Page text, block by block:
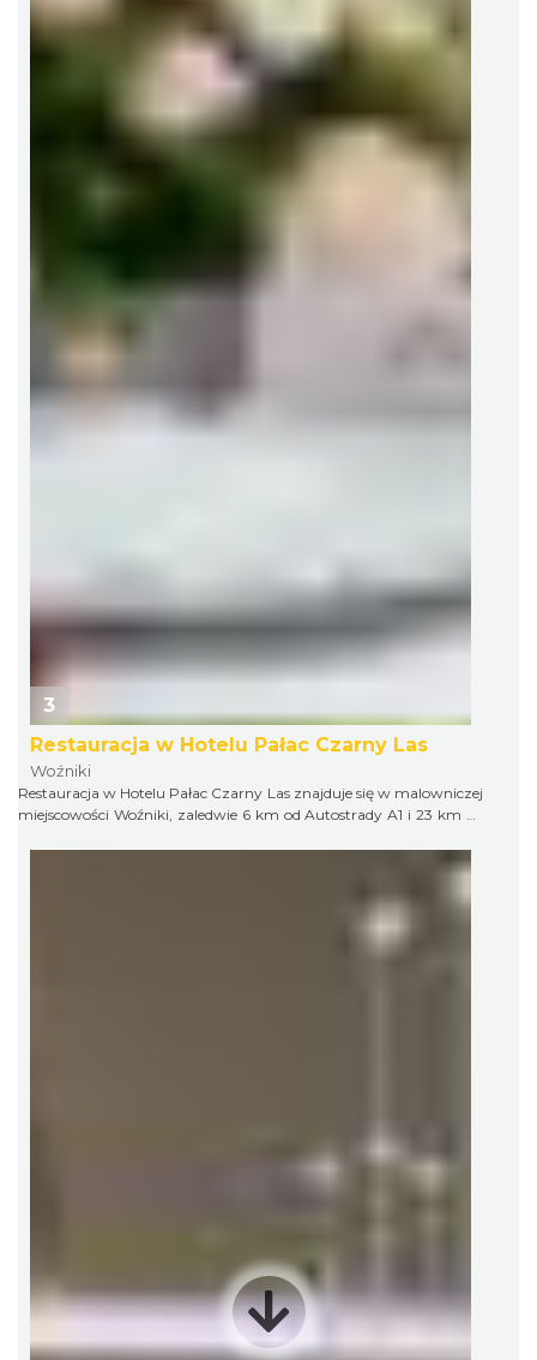
3
Restauracja w Hotelu Pałac Czarny Las
Woźniki
Restauracja w Hotelu Pałac Czarny Las znajduje się w malowniczej
miejscowości Woźniki, zaledwie 6 km od Autostrady A1 i 23 km od